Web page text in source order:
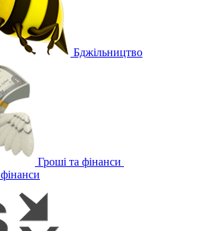
Бджільництво
Гроші та фінанси